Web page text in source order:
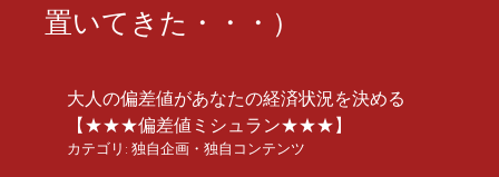
置いてきた・・・）
大人の偏差値があなたの経済状況を決める
【★★★偏差値ミシュラン★★★】
カテゴリ: 独自企画・独自コンテンツ